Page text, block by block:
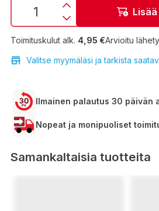
Toimituskulut alk. 4,95 €Arvioitu
Valitse myymäläsi ja tarkista
Ilmainen palautus 30 päivän
Nopeat ja monipuoliset
Samankaltaisia tuotteita